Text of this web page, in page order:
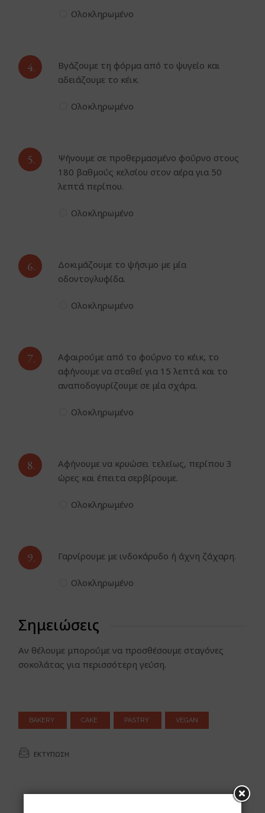
Ολοκληρωμένο
4.
Βγάζουμε τη φόρμα από το ψυγείο και
αδειάζουμε το κέικ.
Ολοκληρωμένο
5.
Ψήνουμε σε προθερμασμένο φούρνο στους
180 βαθμούς κελσίου στον αέρα για 50
λεπτά περίπου.
Ολοκληρωμένο
6.
Δοκιμάζουμε το ψήσιμο με μία
οδοντογλυφίδα.
Ολοκληρωμένο
7.
Αφαιρούμε από το φούρνο το κέικ, το
αφήνουμε να σταθεί για 15 λεπτά και το
αναποδογυρίζουμε σε μία σχάρα.
Ολοκληρωμένο
8.
Αφήνουμε να κρυώσει τελείως, περίπου 3
ώρες και έπειτα σερβίρουμε.
Ολοκληρωμένο
9. Γαρνίρουμε με ινδοκάρυδο ή άχνη ζάχαρη.
Ολοκληρωμένο
Σημειώσεις
Αν θέλουμε μπορούμε να προσθέσουμε σταγόνες
σοκολάτας για περισσότερη γεύση.
BAKERY CAKE PASTRY VEGAN
ΕΚΤΎΠΩΣΗ